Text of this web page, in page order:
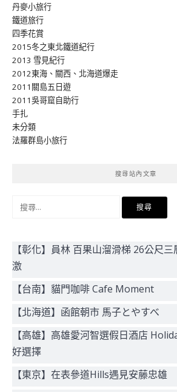
丹麥小旅行
鐵道旅行
四季花賞
2015冬之東北鐵道紀行
2013 雪見紀行
2012東海、關西、北海道爆走
2011關島五日遊
2011吳哥窟自助行
手扎
未分類
法羅群島小旅行
搜尋站內文章
字:【彰化】員林 百果山溜滑梯 26公尺
激
【台南】貓門咖啡 Cafe Moment
【北海道】函館朝市 馬子とやすべ
【高雄】高雄愛河智選假日酒店
好選擇
【東京】在表參道Hills遇見安藤忠雄